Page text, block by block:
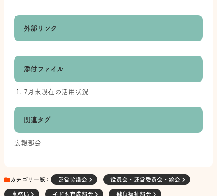
外部リンク
添付ファイル
7月末現在の活用状況
関連タグ
広報部会
カテゴリ一覧： 運営協議会 役員会・運営委員会・総会
事務局 子ども育成部会 健康福祉部会